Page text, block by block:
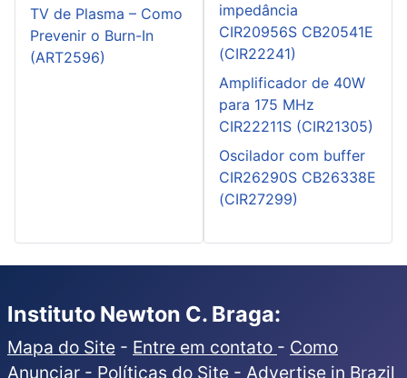
TV de Plasma – Como
Prevenir o Burn-In
(ART2596)
impedância
CIR20956S CB20541E
(CIR22241)
Amplificador de 40W
para 175 MHz
CIR22211S (CIR21305)
Oscilador com buffer
CIR26290S CB26338E
(CIR27299)
Instituto Newton C. Braga:
Mapa do Site - Entre em contato - Como
Anunciar - Políticas do Site - Advertise in Brazil